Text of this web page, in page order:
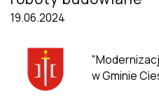
19.06.2024
w Gminie